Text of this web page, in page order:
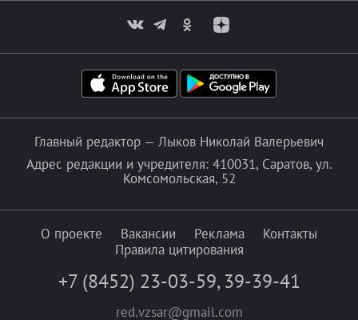
Главный редактор — Лыков Николай Валерьевич
Адрес редакции и учредителя: 410031, Саратов, ул.
Комсомольская, 52
О проекте Вакансии Реклама
Контакты
Правила цитирования
+7 (8452) 23-03-59, 39-39-41
red.vzsar@gmail.com